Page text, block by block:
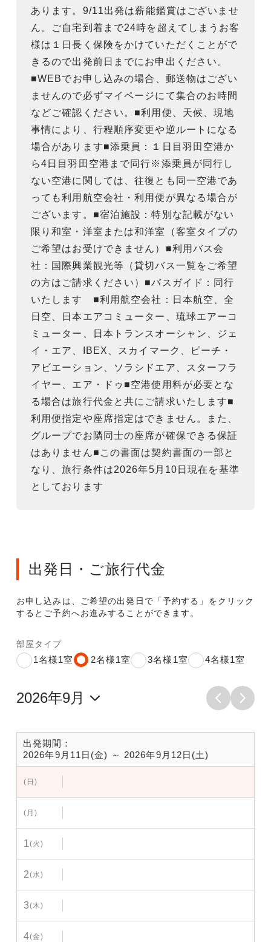
あります。9/11出発は薪能鑑賞はございませ
ん。ご自宅到着まで24時を超えてしまうお客
様は１日長く保険をかけていただくことがで
きるので出発前日までにお申出ください。
■WEBでお申し込みの場合、郵送物はござい
ませんので必ずマイページにて集合のお時間
などご確認ください。■利用便、天候、現地
事情により、行程順序変更や逆ルートになる
場合があります■添乗員：１日目羽田空港か
ら4日目羽田空港まで同行※添乗員が同行し
ない空港に関しては、往復とも同一空港であ
っても利用航空会社・利用便が異なる場合が
ございます。■宿泊施設：特別な記載がない
限り和室・洋室または和洋室（客室タイプの
ご希望はお受けできません）■利用バス会
社：国際興業観光等（貸切バス一覧をご希望
の方はご請求ください）■バスガイド：同行
いたします ■利用航空会社：日本航空、全
日空、日本エアコミューター、琉球エアーコ
ミューター、日本トランスオーシャン、ジェ
イ・エア、IBEX、スカイマーク、ピーチ・
アビエーション、ソラシドエア、スターフラ
イヤー、エア・ドゥ■空港使用料が必要とな
る場合は旅行代金と共にご請求いたします■
利用便指定や座席指定はできません。また、
グループでお隣同士の座席が確保できる保証
はありません■この書面は契約書面の一部と
なり、旅行条件は2026年5月10日現在を基準
としております
出発日・ご旅行代金
お申し込みは、ご希望の出発日で「予約する」をクリック
するとご予約へお進みすることができます。
部屋タイプ
1名様1室 2名様1室 3名様1室 4名様1室
出発期間：
2026年9月11日(金) ～ 2026年9月12日(土)
(日)
(月)
1(火)
2(水)
3(木)
4(金)